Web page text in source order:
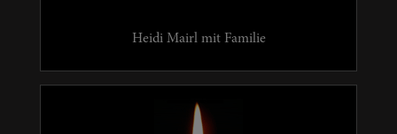
Heidi Mairl mit Familie